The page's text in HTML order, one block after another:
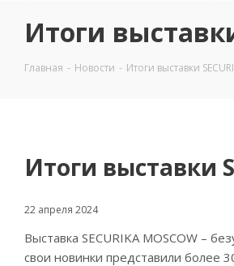
Итоги
Главная - Новости - Итоги выставки
Итоги выставки
22 апреля 2024
Выставка SECURIKA MOSCOW –
свои новинки представили более